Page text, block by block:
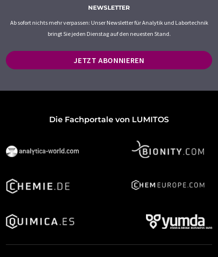
NEWSLETTER
Ab sofort nichts mehr verpassen: Unser Newsletter für Analytik und Labortechnik
bringt Sie jeden Dienstag auf den neuesten Stand.
JETZT ABONNIEREN
Die Fachportale von LUMITOS